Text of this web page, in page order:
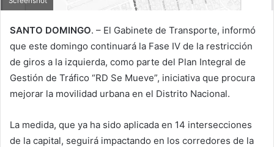
SANTO DOMINGO. – El Gabinete de Transporte, informó
que este domingo continuará la Fase IV de la restricción
de giros a la izquierda, como parte del Plan Integral de
Gestión de Tráfico “RD Se Mueve”, iniciativa que procura
mejorar la movilidad urbana en el Distrito Nacional.
La medida, que ya ha sido aplicada en 14 intersecciones
de la capital, seguirá impactando en los corredores de la